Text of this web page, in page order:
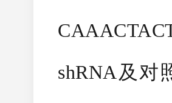
shRNA及对